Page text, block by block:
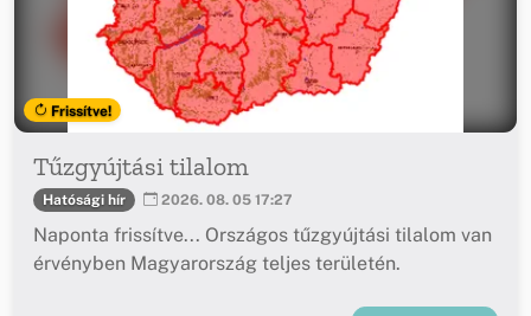
Frissítve!
Tűzgyújtási tilalom
Hatósági hír 2026. 08. 05 17:27
Naponta frissítve... Országos tűzgyújtási tilalom van
érvényben Magyarország teljes területén.